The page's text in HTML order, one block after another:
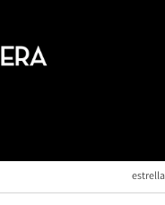
estrella